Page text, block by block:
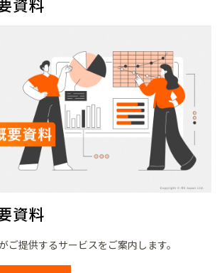
資料
ご提供するサービスをご案内します。